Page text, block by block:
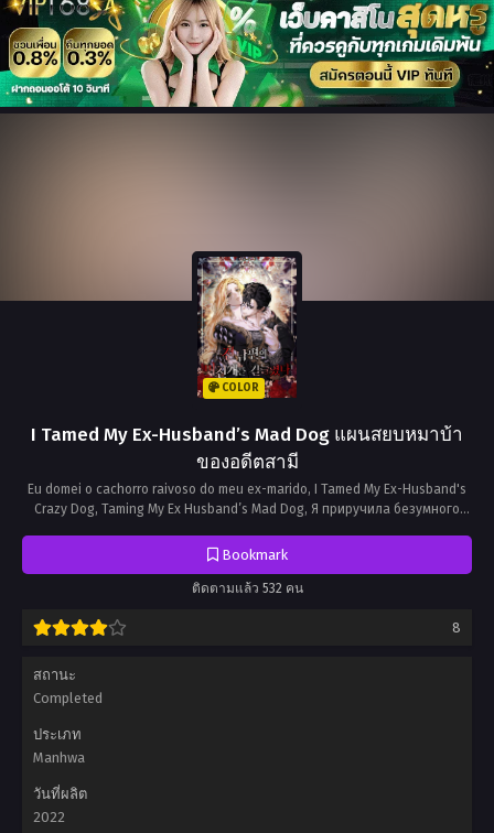
COLOR
I Tamed My Ex-Husband’s Mad Dog แผนสยบหมาบ้า
ของอดีตสามี
Eu domei o cachorro raivoso do meu ex-marido, I Tamed My Ex-Husband's
Crazy Dog, Taming My Ex Husband’s Mad Dog, Я приручила безумного
남편의 미친개를 길들였다
Bookmark
ติดตามแล้ว 532 คน
8
สถานะ
Completed
ประเภท
Manhwa
วันที่ผลิต
2022